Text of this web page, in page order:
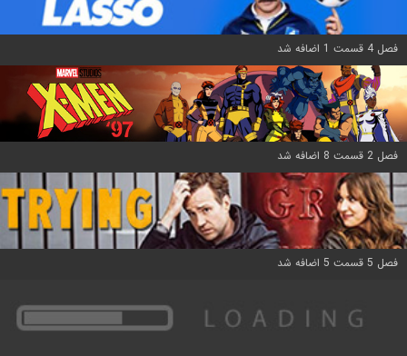
فصل 4 قسمت 1 اضافه شد
فصل 2 قسمت 8 اضافه شد
فصل 5 قسمت 5 اضافه شد